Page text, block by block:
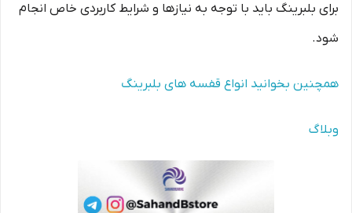
برای بلبرینگ باید با توجه به نیازها و شرایط کاربردی خاص انجام
شود.
همچنین بخوانید انواع قفسه های بلبرینگ
وبلاگ